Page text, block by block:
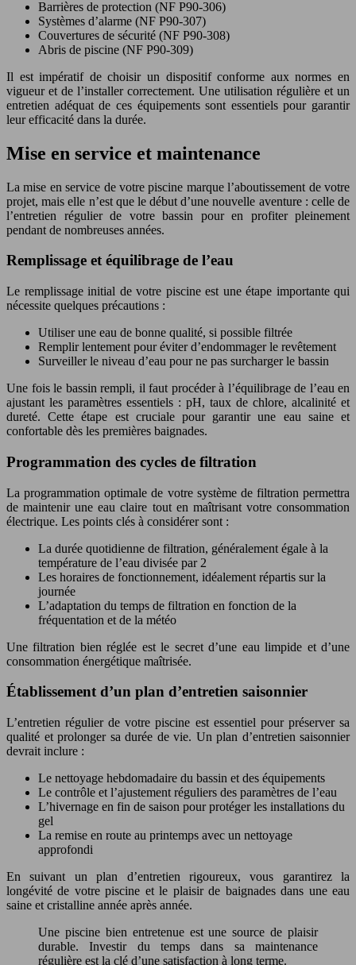
Barrières de protection (NF P90-306)
Systèmes d’alarme (NF P90-307)
Couvertures de sécurité (NF P90-308)
Abris de piscine (NF P90-309)
Il est impératif de choisir un dispositif conforme aux normes en
vigueur et de l’installer correctement. Une utilisation régulière et un
entretien adéquat de ces équipements sont essentiels pour garantir
leur efficacité dans la durée.
Mise en service et maintenance
La mise en service de votre piscine marque l’aboutissement de votre
projet, mais elle n’est que le début d’une nouvelle aventure : celle de
l’entretien régulier de votre bassin pour en profiter pleinement
pendant de nombreuses années.
Remplissage et équilibrage de l’eau
Le remplissage initial de votre piscine est une étape importante qui
nécessite quelques précautions :
Utiliser une eau de bonne qualité, si possible filtrée
Remplir lentement pour éviter d’endommager le revêtement
Surveiller le niveau d’eau pour ne pas surcharger le bassin
Une fois le bassin rempli, il faut procéder à l’équilibrage de l’eau en
ajustant les paramètres essentiels : pH, taux de chlore, alcalinité et
dureté. Cette étape est cruciale pour garantir une eau saine et
confortable dès les premières baignades.
Programmation des cycles de filtration
La programmation optimale de votre système de filtration permettra
de maintenir une eau claire tout en maîtrisant votre consommation
électrique. Les points clés à considérer sont :
La durée quotidienne de filtration, généralement égale à la
température de l’eau divisée par 2
Les horaires de fonctionnement, idéalement répartis sur la
journée
L’adaptation du temps de filtration en fonction de la
fréquentation et de la météo
Une filtration bien réglée est le secret d’une eau limpide et d’une
consommation énergétique maîtrisée.
Établissement d’un plan d’entretien saisonnier
L’entretien régulier de votre piscine est essentiel pour préserver sa
qualité et prolonger sa durée de vie. Un plan d’entretien saisonnier
devrait inclure :
Le nettoyage hebdomadaire du bassin et des équipements
Le contrôle et l’ajustement réguliers des paramètres de l’eau
L’hivernage en fin de saison pour protéger les installations du
gel
La remise en route au printemps avec un nettoyage
approfondi
En suivant un plan d’entretien rigoureux, vous garantirez la
longévité de votre piscine et le plaisir de baignades dans une eau
saine et cristalline année après année.
Une piscine bien entretenue est une source de plaisir
durable. Investir du temps dans sa maintenance
régulière est la clé d’une satisfaction à long terme.